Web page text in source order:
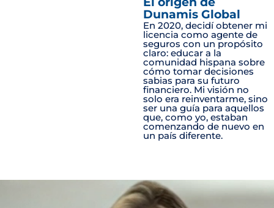
Dunamis Global
En 2020, decidí obtener mi
licencia como agente de
seguros con un propósito
claro: educar a la
comunidad hispana sobre
cómo tomar decisiones
sabias para su futuro
financiero. Mi visión no
solo era reinventarme, sino
ser una guía para aquellos
que, como yo, estaban
comenzando de nuevo en
un país diferente.